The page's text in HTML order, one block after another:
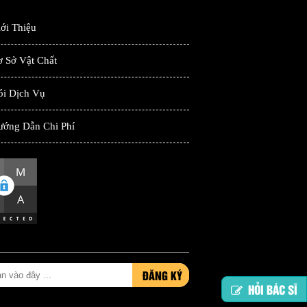
Thiệu
Sở Vật Chất
Dịch Vụ
Dẫn Chi Phí
ĐĂNG KÝ
HỎI BÁC SĨ